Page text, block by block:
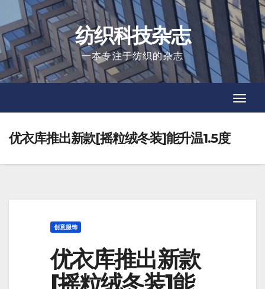
to
content
纺织科技杂志
一本专注于纺织的杂志
优衣库推出新款[摇粒绒冬装]能升温1.5度
创意服饰
优衣库推出新款
[摇粒绒冬装]能